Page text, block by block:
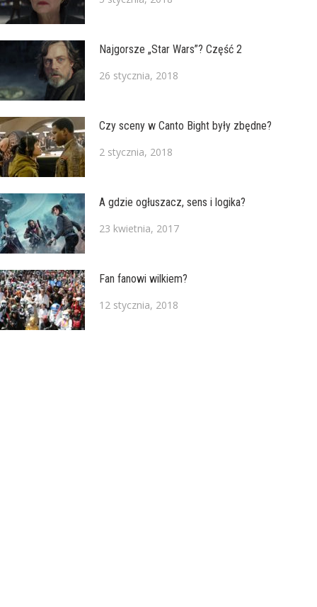
Najgorsze „Star Wars”? Część 2
26 stycznia, 2018
Czy sceny w Canto Bight były zbędne?
2 stycznia, 2018
A gdzie ogłuszacz, sens i logika?
23 kwietnia, 2017
Fan fanowi wilkiem?
12 stycznia, 2018